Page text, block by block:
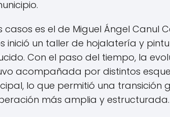
casos es el de Miguel Ángel Canul
inició un taller de hojalatería y
Con el paso del tiempo, la
acompañada por distintos
lo que permitió una transición
más amplia y estructurada.